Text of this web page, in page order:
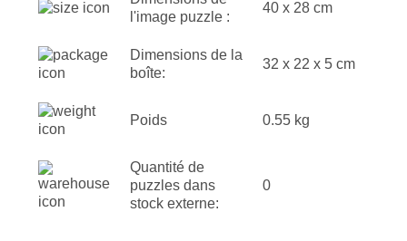
l'image puzzle :
40 x 28 cm
Dimensions de la
boîte:
32 x 22 x 5 cm
Poids 0.55 kg
Quantité de
puzzles dans
stock externe:
0